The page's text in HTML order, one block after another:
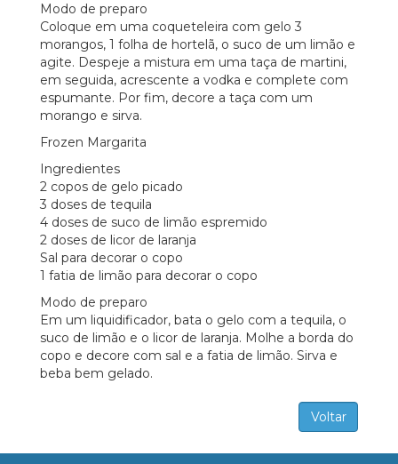
Modo de preparo
Coloque em uma coqueteleira com gelo 3
morangos, 1 folha de hortelã, o suco de um limão e
agite. Despeje a mistura em uma taça de martini,
em seguida, acrescente a vodka e complete com
espumante. Por fim, decore a taça com um
morango e sirva.
Frozen Margarita
Ingredientes
2 copos de gelo picado
3 doses de tequila
4 doses de suco de limão espremido
2 doses de licor de laranja
Sal para decorar o copo
1 fatia de limão para decorar o copo
Modo de preparo
Em um liquidificador, bata o gelo com a tequila, o
suco de limão e o licor de laranja. Molhe a borda do
copo e decore com sal e a fatia de limão. Sirva e
beba bem gelado.
Voltar